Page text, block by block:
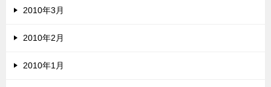
2010年3月
2010年2月
2010年1月